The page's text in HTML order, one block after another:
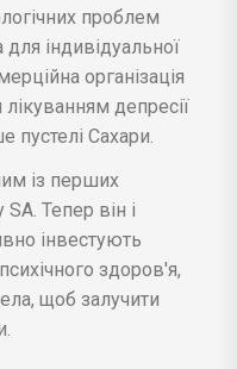
проблем
індивідуальної
організація
депресії
пустелі Сахари.
із перших
Тепер він і
інвестують
здоров'я,
щоб залучити